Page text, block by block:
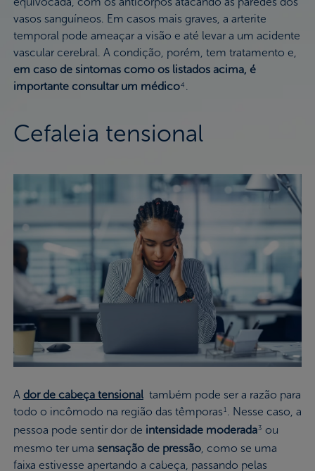
vasos sanguíneos. Em casos mais graves, a arterite
temporal pode ameaçar a visão e até levar a um acidente
vascular cerebral. A condição, porém, tem tratamento e,
em caso de sintomas como os listados acima, é
importante consultar um médico4 .
Cefaleia tensional
A dor de cabeça tensionaltambém pode ser a razão para
todo o incômodo na região das têmporas1. Nesse caso, a
pessoa pode sentir dor de intensidade moderada3 ou
mesmo ter uma sensação de pressão, como se uma
faixa estivesse apertando a cabeça, passando pelas